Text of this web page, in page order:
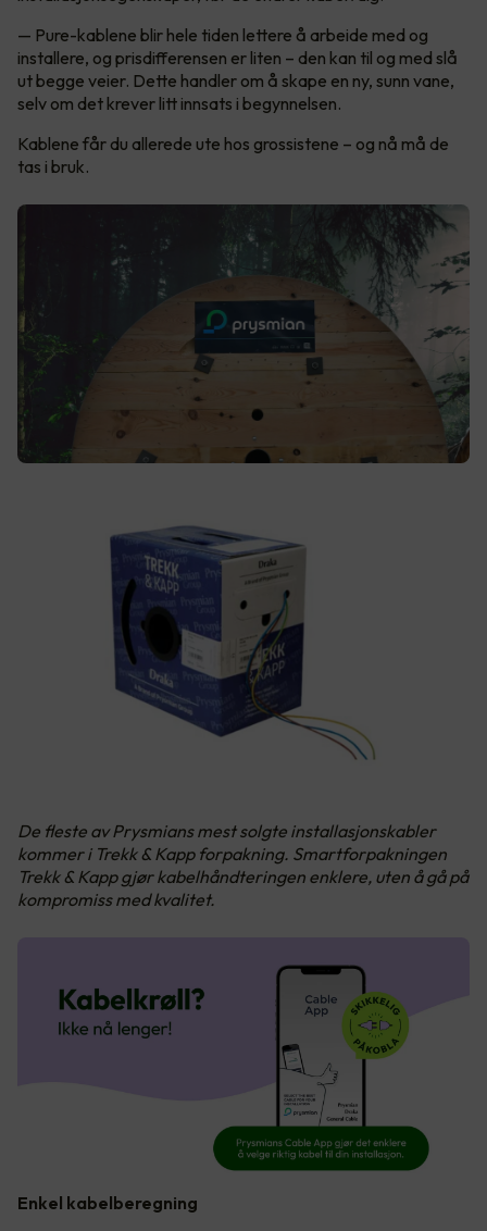
— Pure-kablene blir hele tiden lettere å arbeide med og
installere, og prisdifferensen er liten – den kan til og med slå
ut begge veier. Dette handler om å skape en ny, sunn vane,
selv om det krever litt innsats i begynnelsen.
Kablene får du allerede ute hos grossistene – og nå må de
tas i bruk.
De fleste av Prysmians mest solgte installasjonskabler
kommer i Trekk & Kapp forpakning. Smartforpakningen
Trekk & Kapp gjør kabelhåndteringen enklere, uten å gå på
kompromiss med kvalitet.
Enkel kabelberegning